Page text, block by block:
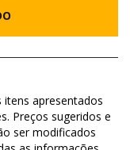
apresentados
Preços sugeridos e
ser modificados